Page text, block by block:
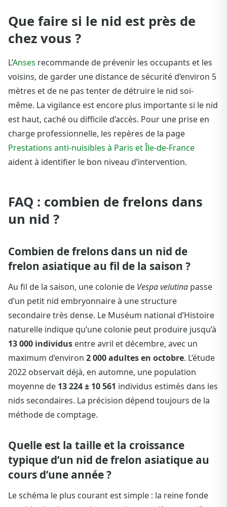
Que faire si le nid est près de
chez vous ?
L’Anses recommande de prévenir les occupants et les
voisins, de garder une distance de sécurité d’environ 5
mètres et de ne pas tenter de détruire le nid soi-
même. La vigilance est encore plus importante si le nid
est haut, caché ou difficile d’accès. Pour une prise en
charge professionnelle, les repères de la page
Prestations anti-nuisibles à Paris et Île-de-France
aident à identifier le bon niveau d’intervention.
FAQ : combien de frelons dans
un nid ?
Combien de frelons dans un nid de
frelon asiatique au fil de la saison ?
Au fil de la saison, une colonie de Vespa velutina passe
d’un petit nid embryonnaire à une structure
secondaire très dense. Le Muséum national d’Histoire
naturelle indique qu’une colonie peut produire jusqu’à
13 000 individus entre avril et décembre, avec un
maximum d’environ 2 000 adultes en octobre. L’étude
2022 observait déjà, en automne, une population
moyenne de 13 224 ± 10 561 individus estimés dans les
nids secondaires. La précision dépend toujours de la
méthode de comptage.
Quelle est la taille et la croissance
typique d’un nid de frelon asiatique au
cours d’une année ?
Le schéma le plus courant est simple : la reine fonde